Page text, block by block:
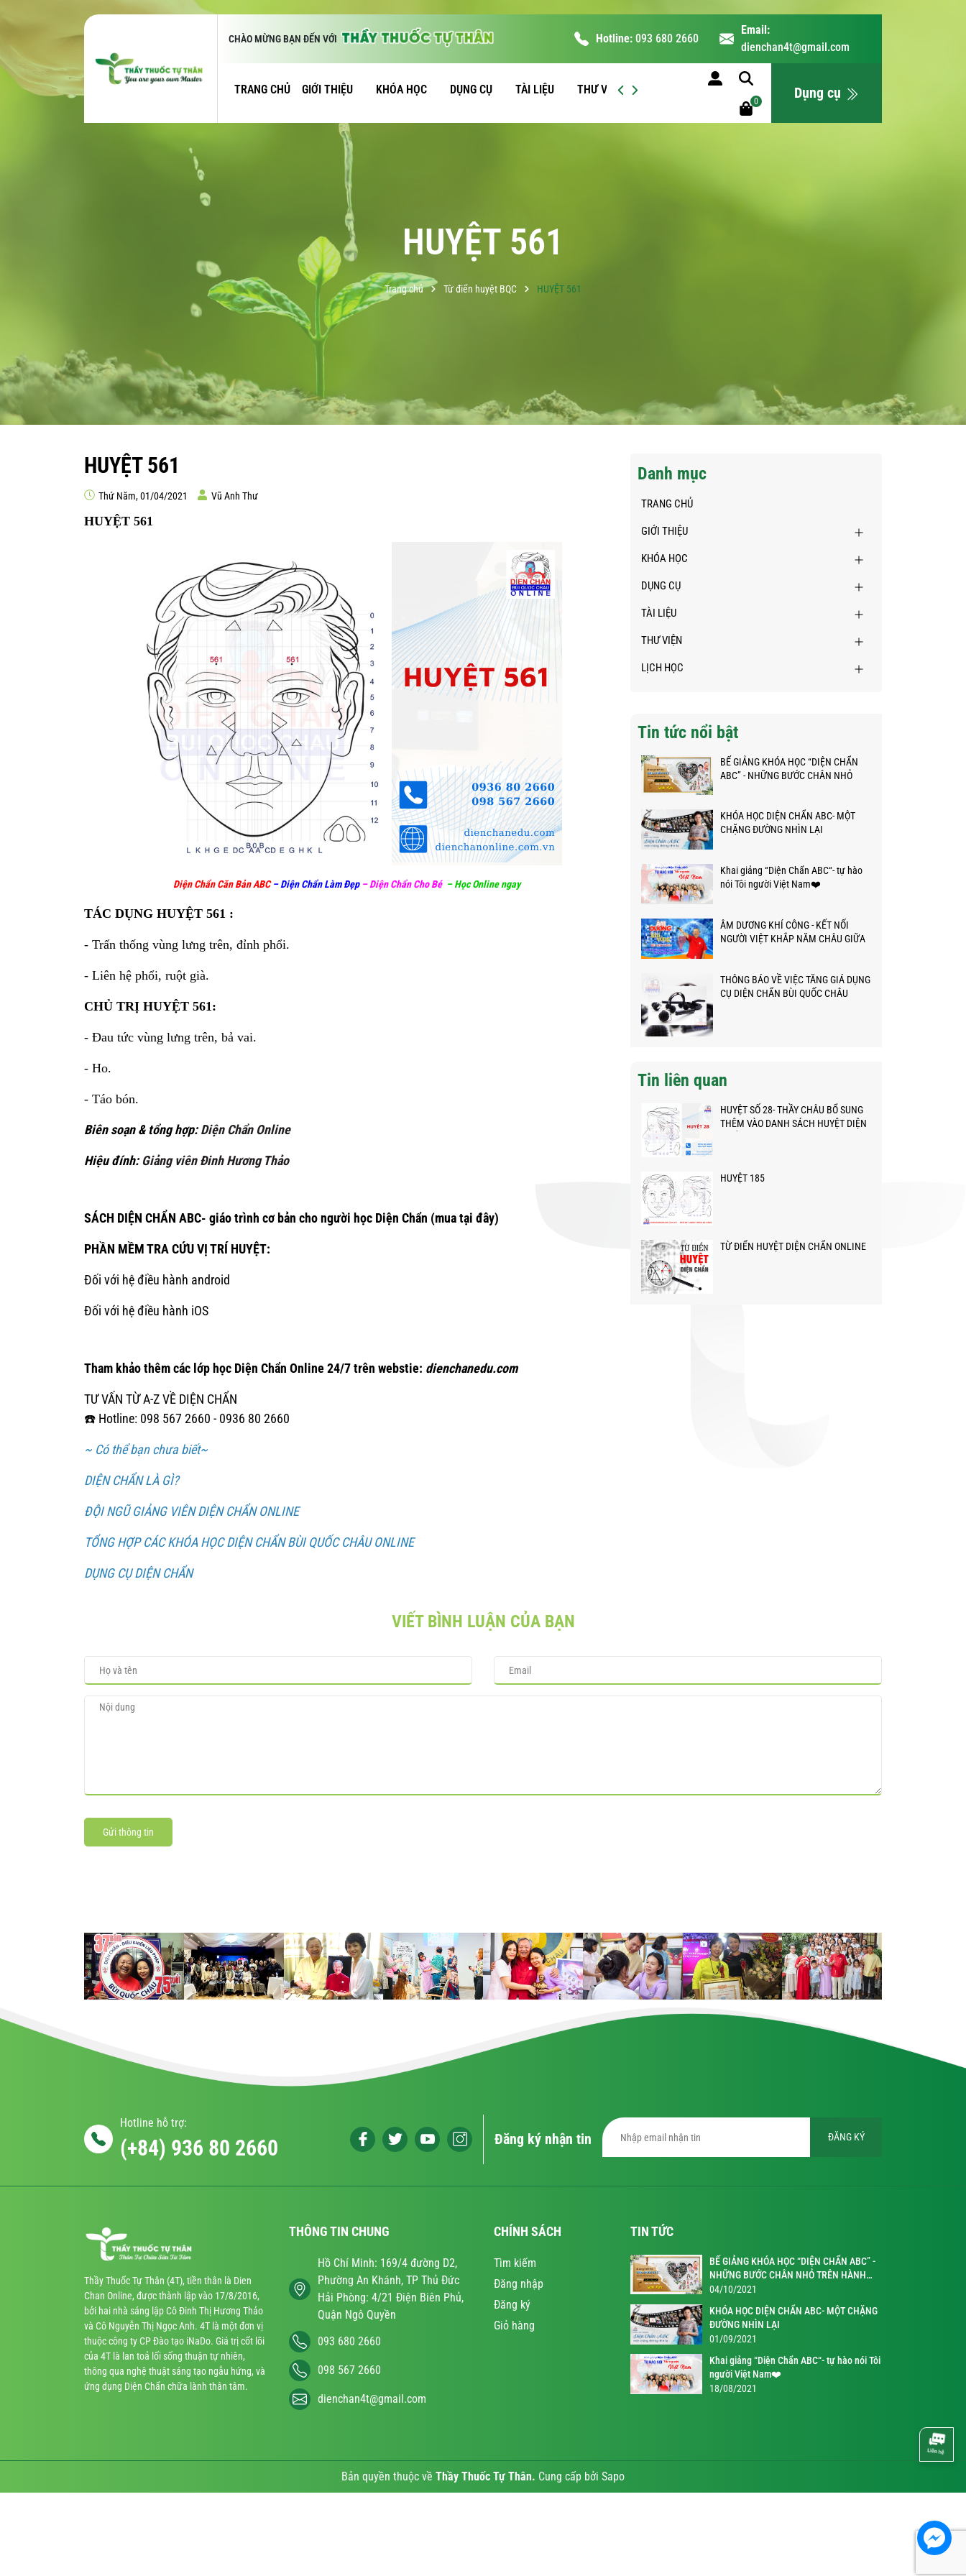
CHÀO MỪNG BẠN ĐẾN VỚI Hotline: 093 680 2660
Email:
dienchan4t@gmail.com
TRANG CHỦ GIỚI THIỆU KHÓA HỌC DỤNG CỤ TÀI LIỆU THƯ VIỆN
0 Dụng cụ
HUYỆT 561
Trang chủ Từ điển huyệt BQC HUYỆT 561
HUYỆT 561
Thứ Năm, 01/04/2021 Vũ Anh Thư
HUYỆT 561
Diện Chẩn Căn Bản ABC –Diện Chẩn Làm Đẹp –Diện Chẩn Cho Bé –Học Online ngay
TÁC DỤNG HUYỆT 561 :
- Trấn thống vùng lưng trên, đỉnh phổi.
- Liên hệ phổi, ruột già.
CHỦ TRỊ HUYỆT 561:
- Đau tức vùng lưng trên, bả vai.
- Ho.
- Táo bón.
Biên soạn & tổng hợp:Diện Chẩn Online
Hiệu đính: Giảng viên Đinh Hương Thảo
SÁCH DIỆN CHẨN ABC- giáo trình cơ bản cho người học Diện Chẩn (mua tại đây)
PHẦN MỀM TRA CỨU VỊ TRÍ HUYỆT:
Đối với hệ điều hành android
Đối với hệ điều hành iOS
Tham khảo thêm các lớp học Diện Chẩn Online 24/7 trên webstie: dienchanedu.com
TƯ VẤN TỪ A-Z VỀ DIỆN CHẨN
☎️ Hotline: 098 567 2660 - 0936 80 2660
~ Có thể bạn chưa biết~
DIỆN CHẨN LÀ GÌ?
ĐỘI NGŨ GIẢNG VIÊN DIỆN CHẨN ONLINE
TỔNG HỢP CÁC KHÓA HỌC DIỆN CHẨN BÙI QUỐC CHÂU ONLINE
DỤNG CỤ DIỆN CHẨN
Danh mục
TRANG CHỦ
GIỚI THIỆU
KHÓA HỌC
DỤNG CỤ
TÀI LIỆU
THƯ VIỆN
LỊCH HỌC
Tin tức nổi bật
BẾ GIẢNG KHÓA HỌC “DIỆN CHẨN
ABC” - NHỮNG BƯỚC CHÂN NHỎ
KHÓA HỌC DIỆN CHẨN ABC- MỘT
CHẶNG ĐƯỜNG NHÌN LẠI
Khai giảng “Diện Chẩn ABC“- tự hào
nói Tôi người Việt Nam❤️
ÂM DƯƠNG KHÍ CÔNG - KẾT NỐI
NGƯỜI VIỆT KHẮP NĂM CHÂU GIỮA
THÔNG BÁO VỀ VIỆC TĂNG GIÁ DỤNG
CỤ DIỆN CHẨN BÙI QUỐC CHÂU
Tin liên quan
HUYỆT SỐ 28- THẦY CHÂU BỔ SUNG
THÊM VÀO DANH SÁCH HUYỆT DIỆN
HUYỆT 185
TỪ ĐIỂN HUYỆT DIỆN CHẨN ONLINE
VIẾT BÌNH LUẬN CỦA BẠN
Gửi thông tin
Hotline hỗ trợ:
(+84) 936 80 2660 Đăng ký nhận tin ĐĂNG KÝ
Thầy Thuốc Tự Thân (4T), tiền thân là Dien
Chan Online, được thành lập vào 17/8/2016,
bởi hai nhà sáng lập Cô Đinh Thị Hương Thảo
và Cô Nguyễn Thị Ngọc Anh. 4T là một đơn vị
thuộc công ty CP Đào tạo iNaDo. Giá trị cốt lõi
của 4T là lan toả lối sống thuận tự nhiên,
thông qua nghệ thuật sáng tạo ngẫu hứng, và
ứng dụng Diện Chẩn chữa lành thân tâm.
THÔNG TIN CHUNG
Hồ Chí Minh: 169/4 đường D2,
Phường An Khánh, TP Thủ Đức
Hải Phòng: 4/21 Điện Biên Phủ,
Quận Ngô Quyền
093 680 2660
098 567 2660
dienchan4t@gmail.com
CHÍNH SÁCH
Tìm kiếm
Đăng nhập
Đăng ký
Giỏ hàng
TIN TỨC
BẾ GIẢNG KHÓA HỌC “DIỆN CHẨN ABC” -
NHỮNG BƯỚC CHÂN NHỎ TRÊN HÀNH
TRÌNH KỲ DIỆU
04/10/2021
KHÓA HỌC DIỆN CHẨN ABC- MỘT CHẶNG
ĐƯỜNG NHÌN LẠI
01/09/2021
Khai giảng “Diện Chẩn ABC“- tự hào nói Tôi
người Việt Nam❤️
18/08/2021
Bản quyền thuộc về Thầy Thuốc Tự Thân. Cung cấp bởi Sapo